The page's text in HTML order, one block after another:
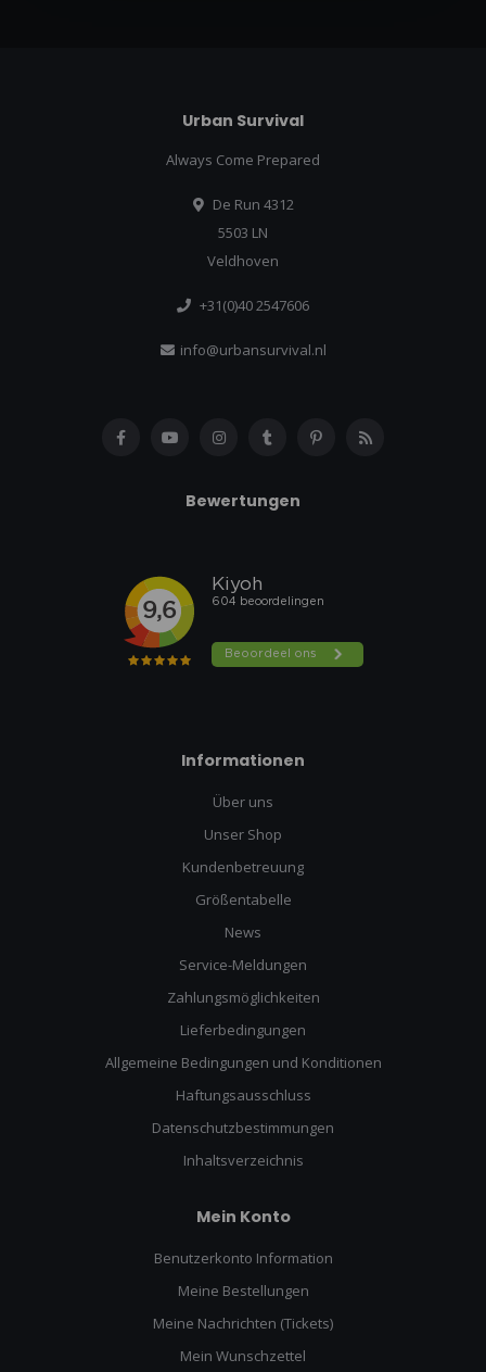
Urban Survival
Always Come Prepared
De Run 4312
5503 LN
Veldhoven
+31(0)40 2547606
info@urbansurvival.nl
Bewertungen
Informationen
Über uns
Unser Shop
Kundenbetreuung
Größentabelle
News
Service-Meldungen
Zahlungsmöglichkeiten
Lieferbedingungen
Allgemeine Bedingungen und Konditionen
Haftungsausschluss
Datenschutzbestimmungen
Inhaltsverzeichnis
Mein Konto
Benutzerkonto Information
Meine Bestellungen
Meine Nachrichten (Tickets)
Mein Wunschzettel